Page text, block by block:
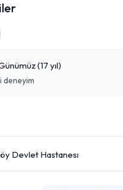
(17 yıl)
deneyim
Devlet Hastanesı